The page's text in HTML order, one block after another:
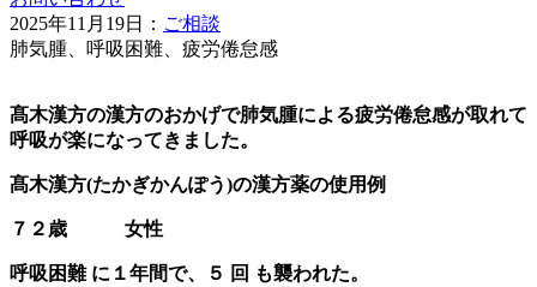
2025年11月19日： ご相談
肺気腫、呼吸困難、疲労倦怠感
髙木漢方の漢方のおかげで肺気腫による疲労倦怠感が取れて
呼吸が楽になってきました。
髙木漢方(たかぎかんぽう)の漢方薬の使用例
７２歳 女性
呼吸困難 に１年間で、５ 回 も襲われた。